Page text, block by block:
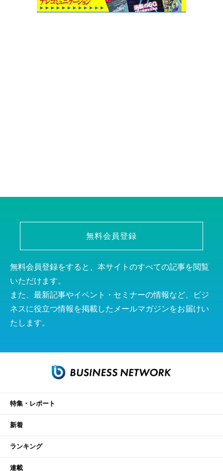
無料会員登録
無料会員登録をすると、本サイトのすべての記事を閲覧
いただけます。
また、最新記事やイベント・セミナーの情報など、ビジ
ネスに役立つ情報を掲載したメールマガジンをお届けい
たします。
特集・レポート
新着
ランキング
連載